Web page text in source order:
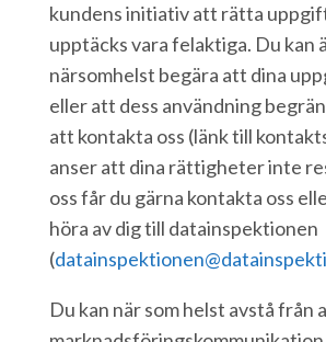
kundens initiativ att rätta
upptäcks vara felaktiga. Du kan
närsomhelst begära att dina
eller att dess användning
att kontakta oss (länk till
anser att dina rättigheter inte
oss får du gärna kontakta oss
höra av dig till datainspektionen
(
Du kan när som helst avstå från